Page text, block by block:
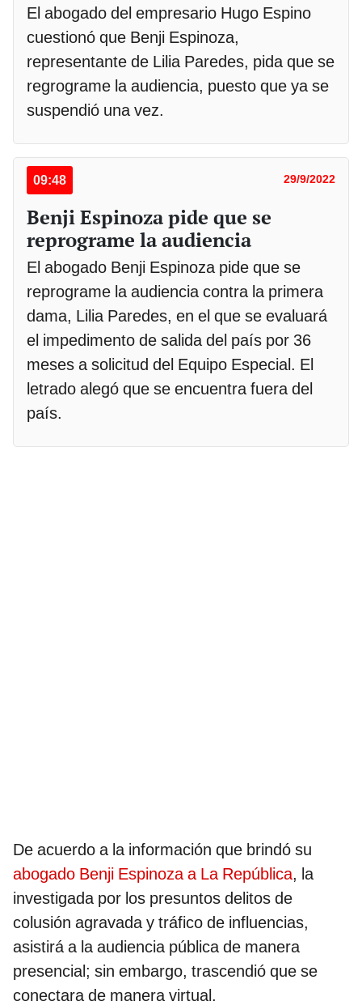
El abogado del empresario Hugo Espino
cuestionó que Benji Espinoza,
representante de Lilia Paredes, pida que se
regrograme la audiencia, puesto que ya se
suspendió una vez.
09:48 29/9/2022
Benji Espinoza pide que se
reprograme la audiencia
El abogado Benji Espinoza pide que se
reprograme la audiencia contra la primera
dama, Lilia Paredes, en el que se evaluará
el impedimento de salida del país por 36
meses a solicitud del Equipo Especial. El
letrado alegó que se encuentra fuera del
país.
De acuerdo a la información que brindó su
abogado Benji Espinoza a La República, la
investigada por los presuntos delitos de
colusión agravada y tráfico de influencias,
asistirá a la audiencia pública de manera
presencial; sin embargo, trascendió que se
conectara de manera virtual.